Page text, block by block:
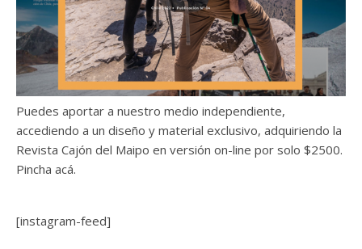
Puedes aportar a nuestro medio independiente,
accediendo a un diseño y material exclusivo, adquiriendo la
Revista Cajón del Maipo en versión on-line por solo $2500.
Pincha acá.
[instagram-feed]